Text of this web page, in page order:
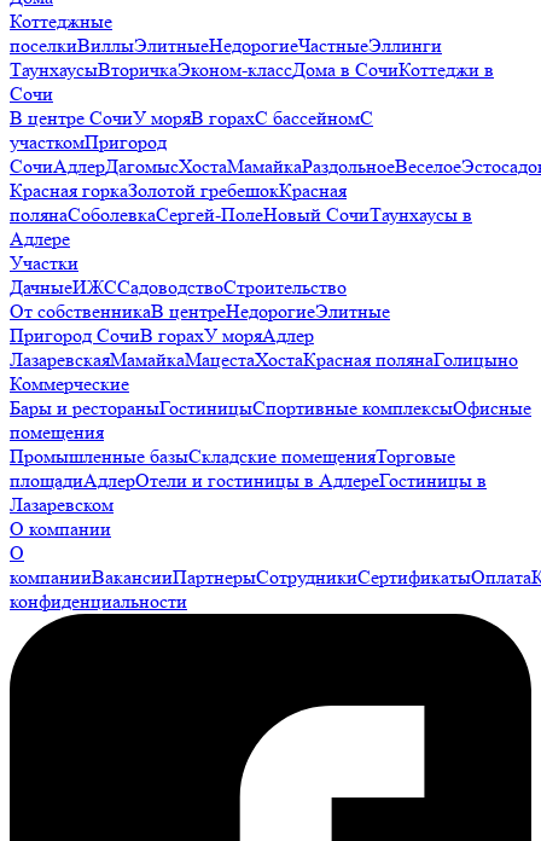
Коттеджные
поселкиВиллыЭлитныеНедорогиеЧастныеЭллинги
ТаунхаусыВторичкаЭконом-классДома в СочиКоттеджи в
Сочи
В центре СочиУ моряВ горахС бассейномС
участкомПригород
СочиАдлерДагомысХостаМамайкаРаздольноеВеселое
Красная горкаЗолотой гребешокКрасная
полянаСоболевкаСергей-ПолеНовый СочиТаунхаусы в
Адлере
Участки
ДачныеИЖССадоводствоСтроительство
От собственникаВ центреНедорогиеЭлитные
Пригород СочиВ горахУ моряАдлер
ЛазаревскаяМамайкаМацестаХостаКрасная полянаГолицыно
Коммерческие
Бары и рестораныГостиницыСпортивные комплексыОфисные
помещения
Промышленные базыСкладские помещенияТорговые
площадиАдлерОтели и гостиницы в АдлереГостиницы в
Лазаревском
О компании
О
компанииВакансииПартнерыСотрудникиСертификатыОплата
конфиденциальности